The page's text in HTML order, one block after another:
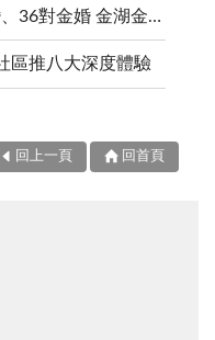
5對白金婚、11對鑽石婚、36對金婚 金湖金沙夫妻共享榮耀時刻 陳福海表揚金鑽婚夫妻 向半世紀相守家庭典範致敬
區推八大深度體驗
回上一頁 回首頁